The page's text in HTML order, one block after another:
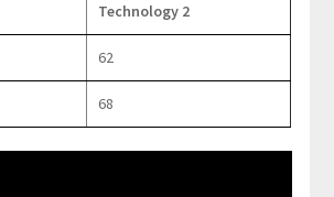
Technology 2
62
68